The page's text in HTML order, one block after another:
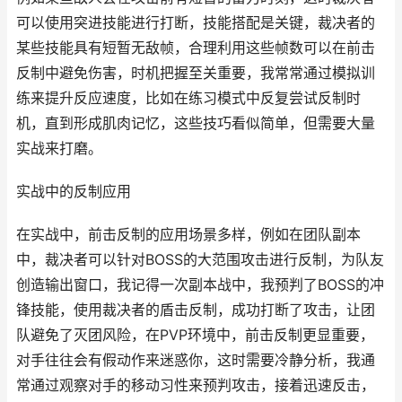
可以使用突进技能进行打断，技能搭配是关键，裁决者的
某些技能具有短暂无敌帧，合理利用这些帧数可以在前击
反制中避免伤害，时机把握至关重要，我常常通过模拟训
练来提升反应速度，比如在练习模式中反复尝试反制时
机，直到形成肌肉记忆，这些技巧看似简单，但需要大量
实战来打磨。
实战中的反制应用
在实战中，前击反制的应用场景多样，例如在团队副本
中，裁决者可以针对BOSS的大范围攻击进行反制，为队友
创造输出窗口，我记得一次副本战中，我预判了BOSS的冲
锋技能，使用裁决者的盾击反制，成功打断了攻击，让团
队避免了灭团风险，在PVP环境中，前击反制更显重要，
对手往往会有假动作来迷惑你，这时需要冷静分析，我通
常通过观察对手的移动习性来预判攻击，接着迅速反击，